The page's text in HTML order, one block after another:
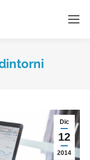
Dic
12
2014